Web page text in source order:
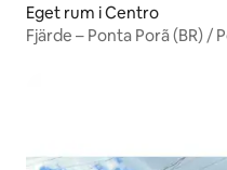
Eget rum i Centro
Fjärde – Ponta Porã (BR) /